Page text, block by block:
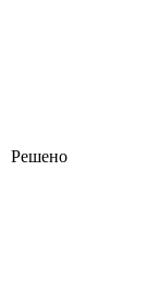
Решено